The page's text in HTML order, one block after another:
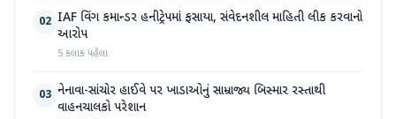
02 IAF વિંગ કમાન્ડર હનીટ્રેપમાં ફસાયા, સંવેદનશીલ માહિતી લીક કરવાનો
આરોપ
5 કલાક પહેલા
03 નેનાવા-સાંચોર હાઈવે પર ખાડાઓનું સામ્રાજ્ય બિસ્માર રસ્તાથી
વાહનચાલકો પરેશાન